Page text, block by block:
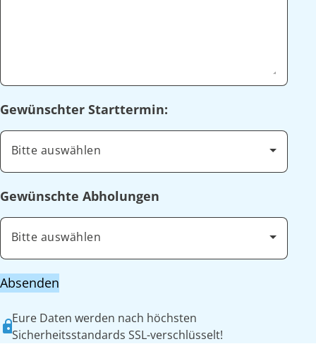
Gewünschter Starttermin:
Bitte auswählen
Gewünschte Abholungen
Bitte auswählen
Absenden
Eure Daten werden nach höchsten
Sicherheitsstandards SSL-verschlüsselt!